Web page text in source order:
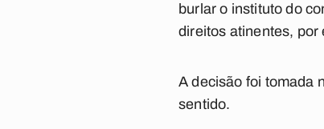
burlar o instituto do
direitos atinentes, por
A decisão foi tomada
sentido.